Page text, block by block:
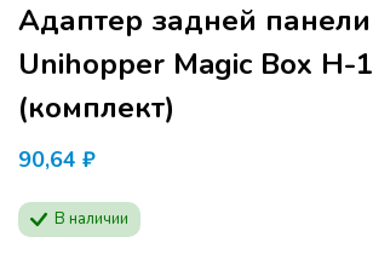
Адаптер задней панели
Unihopper Magic Box Н-
(комплект)
90,64 ₽
В наличии
Программа семинара расчитана для
производителей мебели и